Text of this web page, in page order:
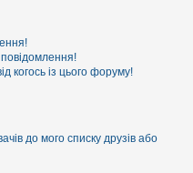
когось із цього форуму!
до мого списку друзів або